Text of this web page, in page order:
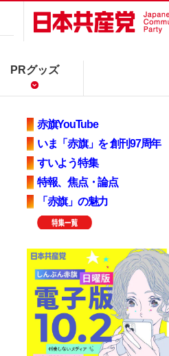
PRグッズ
赤旗YouTube
いま「赤旗」を 創刊97周年
すいよう特集
特報、焦点・論点
「赤旗」の魅力